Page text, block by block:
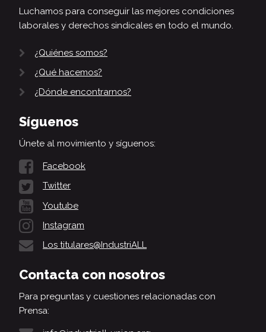
Luchamos para conseguir las mejores condiciones
laborales y derechos sindicales en todo el mundo.
¿Quiénes somos?
¿Qué hacemos?
¿Dónde encontrarnos?
Síguenos
Únete al movimiento y síguenos:
Facebook
Twitter
Youtube
Instagram
Los titulares@IndustriALL
Contacta con nosotros
Para preguntas y cuestiones relacionadas con
Prensa: